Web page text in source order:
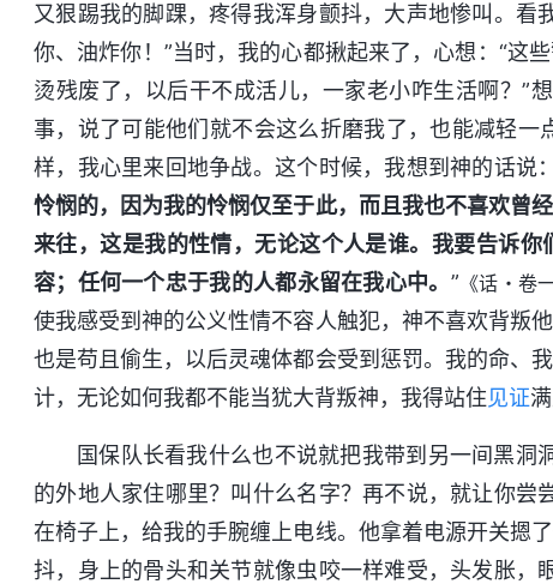
又狠踢我的脚踝，疼得我浑身颤抖，大声地惨叫。看
你、油炸你！”当时，我的心都揪起来了，心想：“这
烫残废了，以后干不成活儿，一家老小咋生活啊？”
事，说了可能他们就不会这么折磨我了，也能减轻一
样，我心里来回地争战。这个时候，我想到神的话说
怜悯的，因为我的怜悯仅至于此，而且我也不喜欢曾
来往，这是我的性情，无论这个人是谁。我要告诉
容；任何一个忠于我的人都永留在我心中。 ” 《话・
使我感受到神的公义性情不容人触犯，神不喜欢背叛
也是苟且偷生，以后灵魂体都会受到惩罚。我的命、
计，无论如何我都不能当犹大背叛神，我得站住见证
国保队长看我什么也不说就把我带到另一间黑洞
的外地人家住哪里？叫什么名字？再不说，就让你尝
在椅子上，给我的手腕缠上电线。他拿着电源开关摁
抖，身上的骨头和关节就像虫咬一样难受，头发胀，